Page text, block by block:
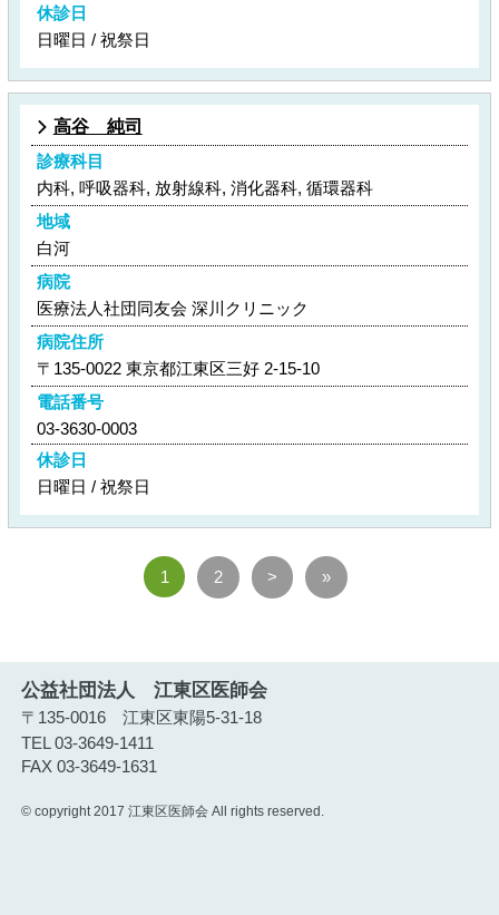
休診日
日曜日 / 祝祭日
高谷 純司
診療科目
内科, 呼吸器科, 放射線科, 消化器科, 循環器科
地域
白河
病院
医療法人社団同友会 深川クリニック
病院住所
〒135-0022 東京都江東区三好 2-15-10
電話番号
03-3630-0003
休診日
日曜日 / 祝祭日
1 2 > »
公益社団法人 江東区医師会
〒135-0016 江東区東陽5-31-18
TEL 03-3649-1411
FAX 03-3649-1631
© copyright 2017 江東区医師会 All rights reserved.